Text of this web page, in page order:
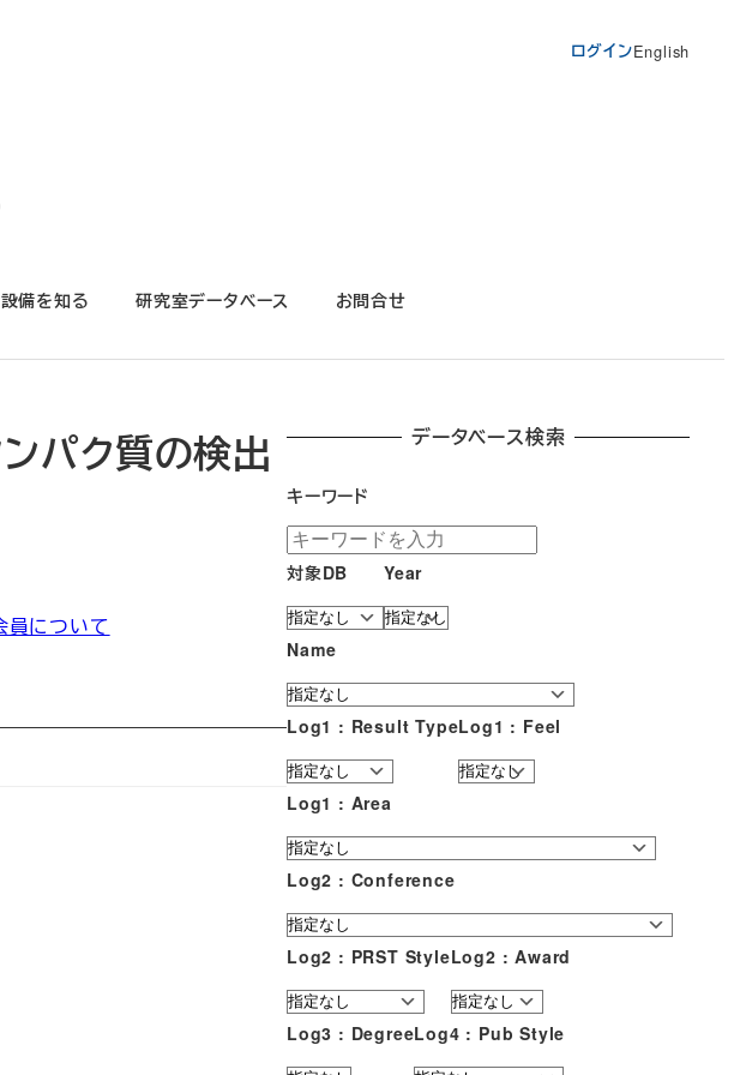
ログインEnglish
設備を知る 研究室データベース お問合せ
パク質の検出
員について
データベース検索
キーワード
対象DB Year
Name
Log1 : Result TypeLog1 : Feel
Log1 : Area
Log2 : Conference
Log2 : PRST StyleLog2 : Award
Log3 : DegreeLog4 : Pub Style